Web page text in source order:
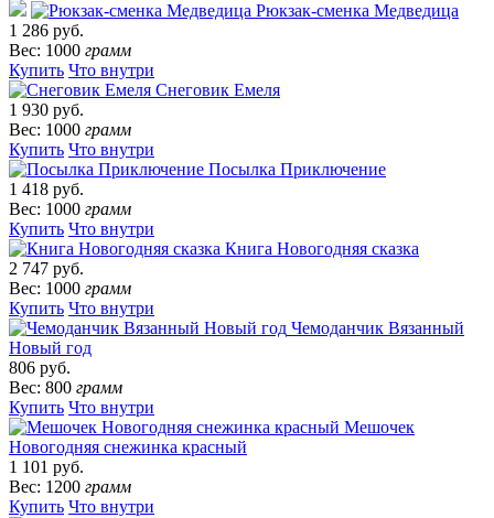
Рюкзак-сменка Медведица
1 286 руб.
Вес: 1000 грамм
Купить Что внутри
Снеговик Емеля
1 930 руб.
Вес: 1000 грамм
Купить Что внутри
Посылка Приключение
1 418 руб.
Вес: 1000 грамм
Купить Что внутри
Книга Новогодняя сказка
2 747 руб.
Вес: 1000 грамм
Купить Что внутри
Чемоданчик Вязанный
Новый год
806 руб.
Вес: 800 грамм
Купить Что внутри
Мешочек
Новогодняя снежинка красный
1 101 руб.
Вес: 1200 грамм
Купить Что внутри